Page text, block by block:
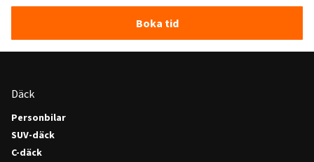
Boka tid
Däck
Personbilar
SUV-däck
C-däck